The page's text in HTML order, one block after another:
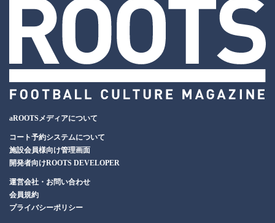
aROOTSメディアについて
コート予約システムについて
施設会員様向け管理画面
開発者向けROOTS DEVELOPER
運営会社・お問い合わせ
会員規約
プライバシーポリシー